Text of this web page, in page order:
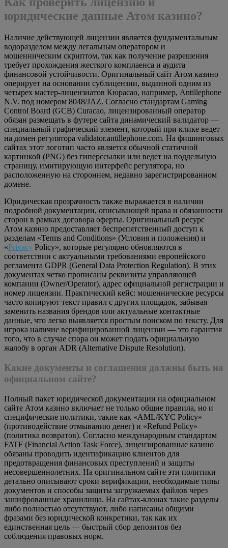
юридические данные Атом казино?
Наличие действующей лицензии является фундаментальным
водоразделом между легальным оператором и
мошенническим скриптом, так как получение разрешения
требует прохождения жесткого комплаенса и аудита
финансовой устойчивости. Оригинальный сайт Атом казино
оперирует на основании сублицензии, выданной одним из
четырех мастер-лицензиатов Кюрасао, например, Antillephone
N.V. под номером 8048/JAZ. Согласно стандартам Gaming
Control Board (GCB) Curacao, лицензированный оператор
обязан размещать в футере сайта динамический валидатор —
специальный графический элемент, который при клике ведет
на домен регулятора validator.antillephone.com. На фишинговых
сайтах этот логотип часто является обычной статичной
картинкой (PNG) без гиперссылки или ведет на поддельную
страницу, имитирующую интерфейс регулятора, но
расположенную на стороннем, недавно зарегистрированном
домене.
Юридическая прозрачность также выражается в наличии
подробной документации, описывающей права и обязанности
сторон в рамках договора оферты. Оригинальный ресурс
Атом казино предоставляет беспрепятственный доступ к
разделам «Terms and Conditions» (Условия и положения) и
«Privacy Policy», которые регулярно обновляются в
соответствии с актуальными требованиями европейского
регламента GDPR (General Data Protection Regulation). В этих
документах четко прописаны реквизиты управляющей
компании (Owner/Operator), адрес официальной регистрации и
номер лицензии. Практический кейс: мошеннические ресурсы
часто копируют текст правил с других площадок, забывая
заменить названия брендов или актуальные контактные
данные, что легко выявляется простым поиском по тексту. Для
игрока наличие верифицированной лицензии — это гарантия
того, что в случае спора он может подать официальную
жалобу в орган ADR (Alternative Dispute Resolution).
Какие документы и соглашения должны быть на
официальном сайте?
Полный пакет юридической документации на официальном
сайте Атом казино включает не только общие правила, но и
специфические политики, такие как «AML/KYC Policy»
(противодействие отмыванию денег) и «Refund Policy»
(политика возвратов). Согласно международным стандартам
FATF (Financial Action Task Force), лицензированные казино
обязаны проводить идентификацию клиентов для
предотвращения финансовых преступлений и защиты
несовершеннолетних. На оригинальном сайте эти политики
детально описывают сроки верификации, необходимые типы
документов и способы защиты загружаемых файлов через
зашифрованные хранилища. На сайтах-клонах такие разделы
либо полностью отсутствуют, либо написаны общими
фразами без юридической конкретики, так как их
единственная цель — быстрый сбор депозитов без
соблюдения правовых норм.